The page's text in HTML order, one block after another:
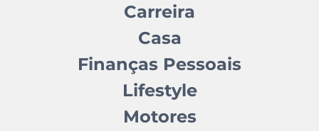
Carreira
Casa
Finanças Pessoais
Lifestyle
Motores